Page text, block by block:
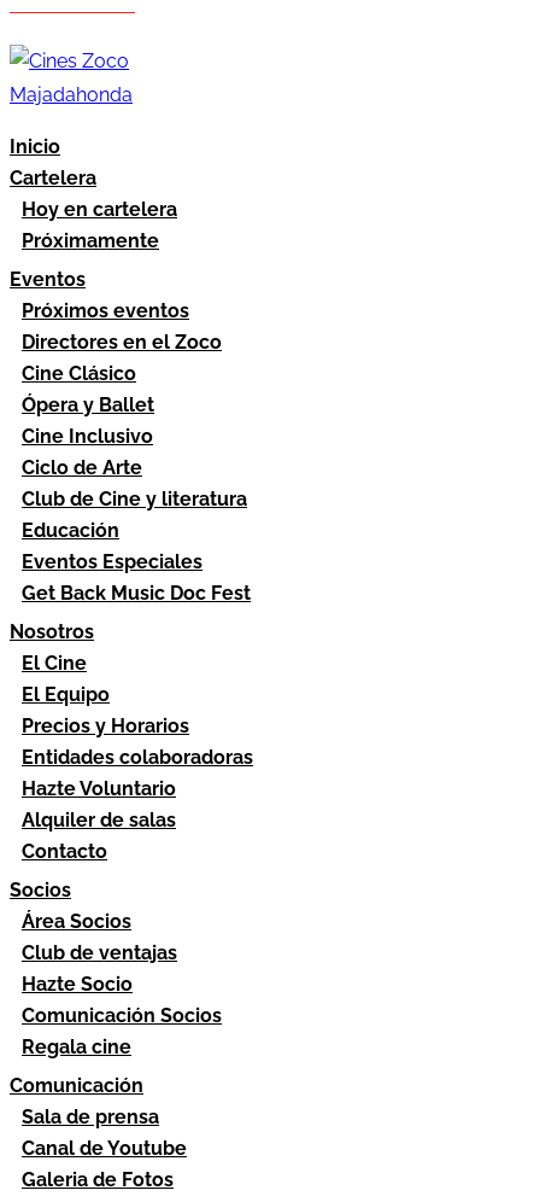
Inicio
Cartelera
Hoy en cartelera
Próximamente
Eventos
Próximos eventos
Directores en el Zoco
Cine Clásico
Ópera y Ballet
Cine Inclusivo
Ciclo de Arte
Club de Cine y literatura
Educación
Eventos Especiales
Get Back Music Doc Fest
Nosotros
El Cine
El Equipo
Precios y Horarios
Entidades colaboradoras
Hazte Voluntario
Alquiler de salas
Contacto
Socios
Área Socios
Club de ventajas
Hazte Socio
Comunicación Socios
Regala cine
Comunicación
Sala de prensa
Canal de Youtube
Galeria de Fotos